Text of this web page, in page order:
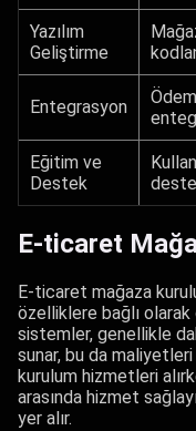
Yazılım
Geliştirme
Entegrasyon
Eğitim ve
Destek
E-ticaret
E-ticaret mağaza
özelliklere bağlı
sistemler, genellikle
sunar, bu da
kurulum hizmetleri
arasında hizmet
yer alır.